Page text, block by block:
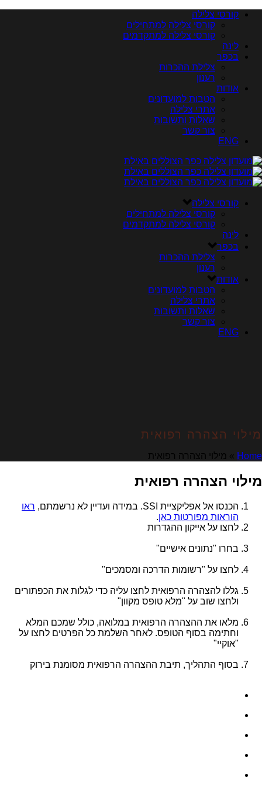
קורסי צלילה
קורסי צלילה למתחילים
קורסי צלילה למתקדמים
לינה
בכפר
צלילת ההכרות
רענון
אודות
הטבות למועדונים
אתרי צלילה
שאלות ותשובות
צור קשר
ENG
קורסי צלילה
קורסי צלילה למתחילים
קורסי צלילה למתקדמים
לינה
בכפר
צלילת ההכרות
רענון
אודות
הטבות למועדונים
אתרי צלילה
שאלות ותשובות
צור קשר
ENG
מילוי הצהרה רפואית
Home
» מילוי הצהרה רפואית
מילוי הצהרה רפואית
הכנסו אל אפליקציית SSI. במידה ועדיין לא נרשמתם,
ראו
הוראות מפורטות כאן.
לחצו על אייקון ההגדרות
בחרו "נתונים אישיים"
לחצו על "רשומות הדרכה ומסמכים"
גללו להצהרה הרפואית לחצו עליה כדי לגלות את הכפתורים
ולחצו שוב על "מלא טופס מקוון"
מלאו את ההצהרה הרפואית במלואה, כולל שמכם המלא
וחתימה בסוף הטופס. לאחר השלמת כל הפרטים לחצו על
"אוקיי"
בסוף התהליך, תיבת ההצהרה הרפואית מסומנת בירוק